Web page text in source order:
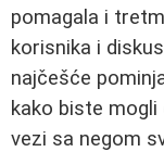
pomagala i
korisnika i
najčešće
kako biste
vezi sa negom